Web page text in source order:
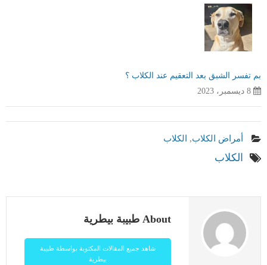
بم تفسر الشبق بعد التعقيم عند الكلاب ؟
8 ديسمبر، 2023
أمراض الكلاب, الكلاب
الكلاب
About طبيبة بيطرية
شاهد جميع المقالات المكتوبة بواسطة طبيبة
بيطرية